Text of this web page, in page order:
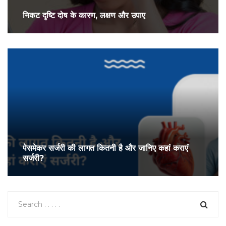
निकट दृष्टि दोष के कारण, लक्षण और उपाए
पेसमेकर सर्जरी की लागत कितनी है और जानिए कहां कराएं
सर्जरी?